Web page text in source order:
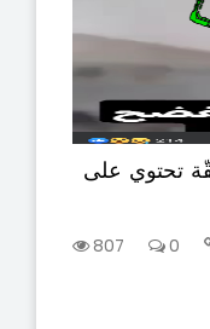
تحتوي على
807 0